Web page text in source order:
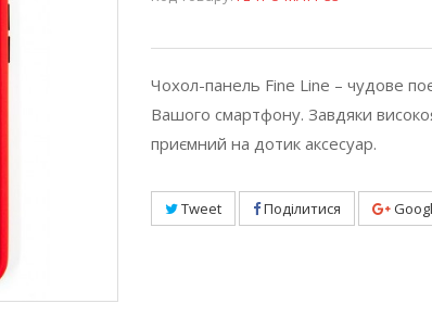
Чохол-панель Fine Line – чудове
Вашого смартфону. Завдяки
приємний на дотик аксесуар.
Tweet Поділитися